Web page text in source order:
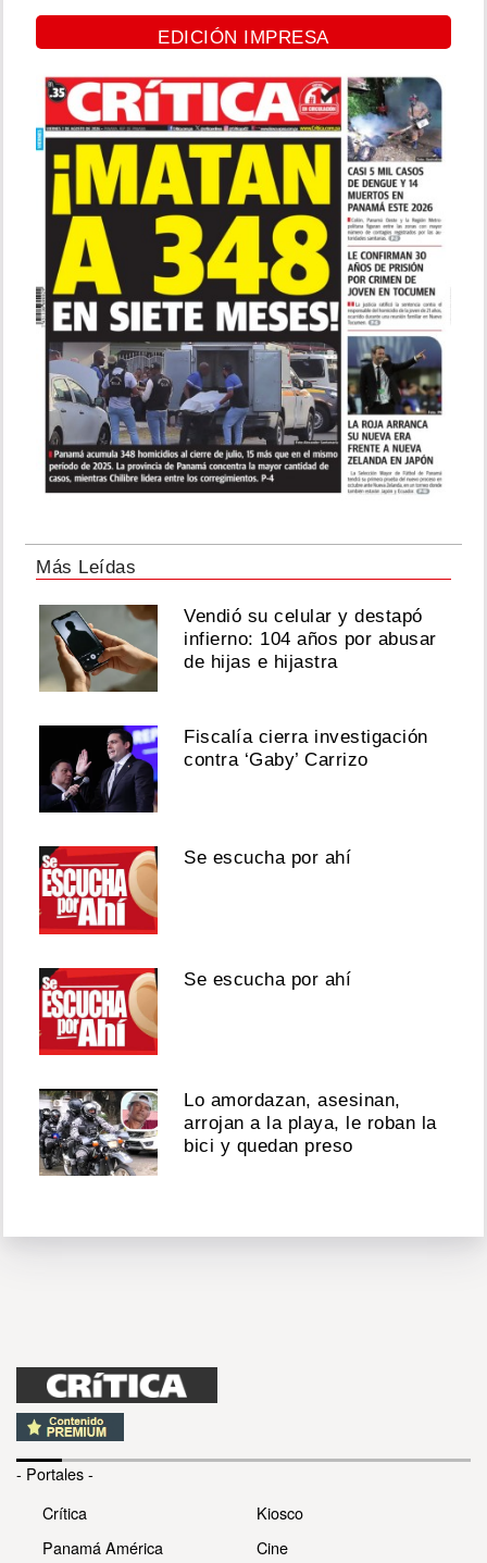
EDICIÓN IMPRESA
Más Leídas
Vendió su celular y destapó
infierno: 104 años por abusar
de hijas e hijastra
Fiscalía cierra investigación
contra ‘Gaby’ Carrizo
Se escucha por ahí
Se escucha por ahí
Lo amordazan, asesinan,
arrojan a la playa, le roban la
bici y quedan preso
- Portales -
Crítica
Panamá América
Kiosco
Cine